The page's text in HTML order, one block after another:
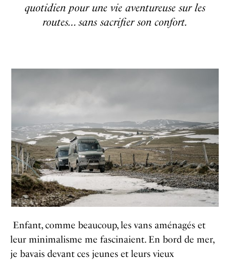
quotidien pour une vie aventureuse sur les
routes… sans sacrifier son confort.
Enfant, comme beaucoup, les vans aménagés et
leur minimalisme me fascinaient. En bord de mer,
je bavais devant ces jeunes et leurs vieux